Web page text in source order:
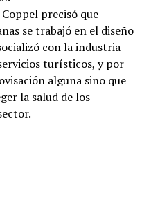
precisó que
se trabajó en el diseño
con la industria
turísticos, y por
alguna sino que
la salud de los